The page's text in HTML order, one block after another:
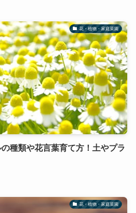
花・植物・家庭菜園
種類や花言葉育て方！土やプラ
花・植物・家庭菜園